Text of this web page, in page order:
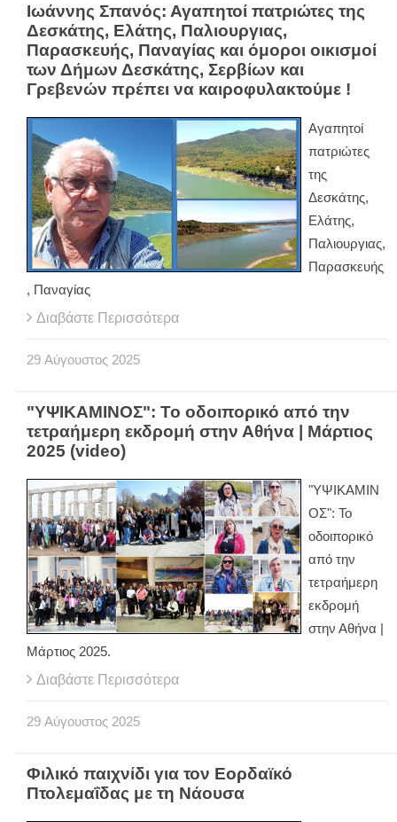
Ιωάννης Σπανός: Αγαπητοί πατριώτες της
Δεσκάτης, Ελάτης, Παλιουργιας,
Παρασκευής, Παναγίας και όμοροι οικισμοί
των Δήμων Δεσκάτης, Σερβίων και
Γρεβενών πρέπει να καιροφυλακτούμε !
Αγαπητοί
πατριώτες
της
Δεσκάτης,
Ελάτης,
Παλιουργιας,
Παρασκευής
, Παναγίας
Διαβάστε Περισσότερα
29 Αύγουστος 2025
"ΥΨΙΚΑΜΙΝΟΣ": Το οδοιπορικό από την
τετραήμερη εκδρομή στην Αθήνα | Μάρτιος
2025 (video)
"ΥΨΙΚΑΜΙΝ
ΟΣ": Το
οδοιπορικό
από την
τετραήμερη
εκδρομή
στην Αθήνα |
Μάρτιος 2025.
Διαβάστε Περισσότερα
29 Αύγουστος 2025
Φιλικό παιχνίδι για τον Εορδαϊκό
Πτολεμαΐδας με τη Νάουσα